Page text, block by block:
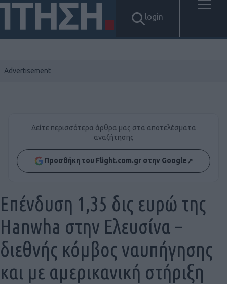
login
Δείτε περισσότερα άρθρα μας στα αποτελέσματα
αναζήτησης
Προσθήκη του Flight.com.gr στην Google↗
Επένδυση 1,35 δις ευρώ της
Hanwha στην Ελευσίνα –
διεθνής κόμβος ναυπήγησης
και με αμερικανική στήριξη